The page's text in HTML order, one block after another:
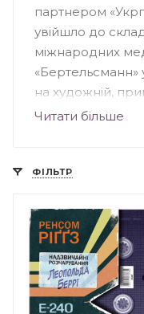
партнером
увійшло до
міжнародних
«Бертельсманн»
на художній,
видавництві
інших. У «КДС»
Роздобудько,
«КСД»
проектами,
українською»,
Читати більше
ФІЛЬТР